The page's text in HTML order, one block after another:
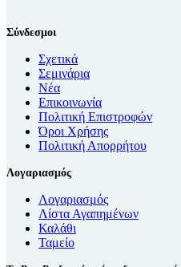
Σύνδεσμοι
Σχετικά
Σεμινάρια
Νέα
Επικοινωνία
Πολιτική Επιστροφών
Όροι Χρήσης
Πολιτική Απορρήτου
Λογαριασμός
Λογαριασμός
Λίστα Αγαπημένων
Καλάθι
Ταμείο